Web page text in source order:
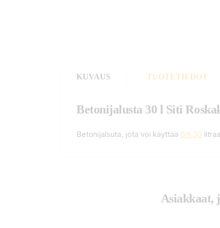
KUVAUS TUOTETIEDOT
Betonijalusta 30 l Siti
Betonijalsuta, jota voi käyttää Siti 30
Asiakkaat,